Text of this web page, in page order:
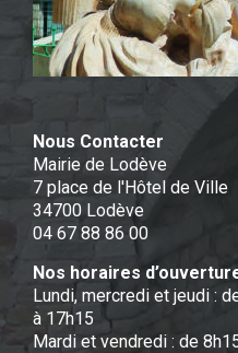
Nous Contacter
Mairie de Lodève
7 place de l'Hôtel de Ville
34700 Lodève
04 67 88 86 00
Nos horaires
Lundi, mercredi et jeudi :
à 17h15
Mardi et vendredi : de